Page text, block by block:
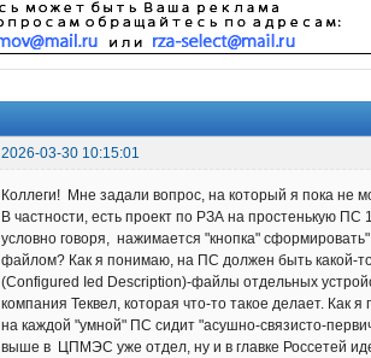
2026-03-30 10:15:01
Коллеги! Мне задали вопрос, на который я пока не
В частности, есть проект по РЗА на простенькую
условно говоря, нажимается "кнопка"
файлом? Как я понимаю, на ПС должен быть какой-
(Configured Ied Description)-файлы отдельных
компания Теквел, которая что-то такое делает. Как
на каждой "умной" ПС сидит "асушно-связисто-
выше в ЦПМЭС уже отдел, ну и в главке Россетей